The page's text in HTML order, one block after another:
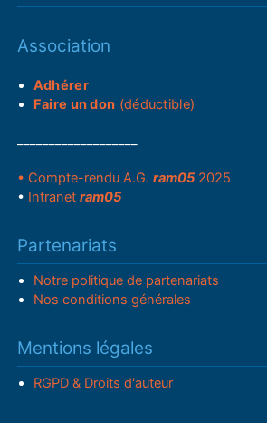
Association
Adhérer
Faire un don (déductible)
• Compte-rendu A.G.ram05 2025
• Intranetram05
Partenariats
Notre politique de partenariats
Nos conditions générales
Mentions légales
RGPD & Droits d'auteur